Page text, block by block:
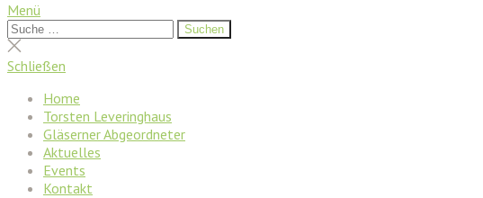
Menü
Suchen
nach:
Suchen
Suche
schließen
Schließen
Home
Torsten Leveringhaus
Gläserner Abgeordneter
Aktuelles
Events
Kontakt